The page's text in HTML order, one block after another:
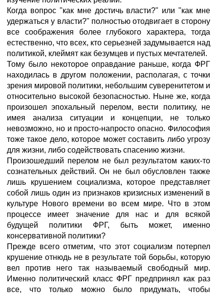
Когда вопрос "как мне достичь власти?" или "как мне
удержаться у власти?" полностью отодвигает в сторону
все соображения более глубокого характера, тогда
естественно, что всех, кто серьезней задумывается над
политикой, клеймят как безумцев и пустых мечтателей.
Тому было некоторое оправдание раньше, когда ФРГ
находилась в другом положении, располагая, с точки
зрения мировой политики, небольшим суверенитетом и
относительно высокой безопасностью. Ныне же, когда
произошел эпохальный перелом, вести политику, не
имея анализа ситуации и концепции, не только
невозможно, но и просто-напросто опасно. Философия
тоже такое дело, которое может составить либо угрозу
для жизни, либо содействовать спасению жизни.
Произошедший перелом не был результатом каких-то
сознательных действий. Он не был обусловлен также
лишь крушением социализма, которое представляет
собой лишь один из признаков кризисных изменений в
культуре Нового времени во всем мире. Что в этом
процессе имеет значение для нас и для всякой
будущей политики ФРГ, быть может, именно
консервативной политики?
Прежде всего отметим, что этот социализм потерпел
крушение отнюдь не в результате той борьбы, которую
вел против него так называемый свободный мир.
Именно политический класс ФРГ предпринял как раз
все, что только можно было придумать, чтобы